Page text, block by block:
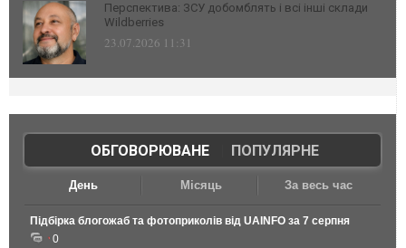
Перспектива: ЗСУ добомблять і всі інші склади
Wildberries
23.07.2026 11:31
ОБГОВОРЮВАНЕ| ПОПУЛЯРНЕ
День Місяць За весь час
Підбірка блогожаб та фотоприколів від UAINFO за 7 серпня
0